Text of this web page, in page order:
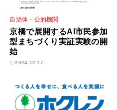
自治体・公的機関
京橋で展開するAI市民参加
型まちづくり実証実験の開
始
2024-12-17